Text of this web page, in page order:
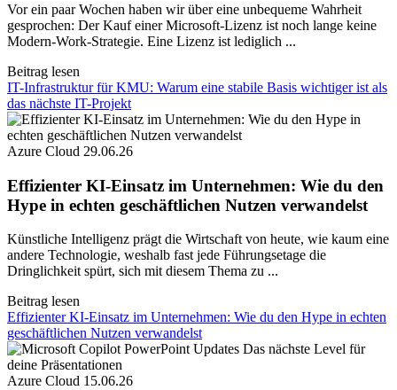
Vor ein paar Wochen haben wir über eine unbequeme Wahrheit
gesprochen: Der Kauf einer Microsoft-Lizenz ist noch lange keine
Modern-Work-Strategie. Eine Lizenz ist lediglich ...
Beitrag lesen
IT-Infrastruktur für KMU: Warum eine stabile Basis wichtiger ist als
das nächste IT-Projekt
Azure Cloud 29.06.26
Effizienter KI-Einsatz im Unternehmen: Wie du den
Hype in echten geschäftlichen Nutzen verwandelst
Künstliche Intelligenz prägt die Wirtschaft von heute, wie kaum eine
andere Technologie, weshalb fast jede Führungsetage die
Dringlichkeit spürt, sich mit diesem Thema zu ...
Beitrag lesen
Effizienter KI-Einsatz im Unternehmen: Wie du den Hype in echten
geschäftlichen Nutzen verwandelst
Azure Cloud 15.06.26